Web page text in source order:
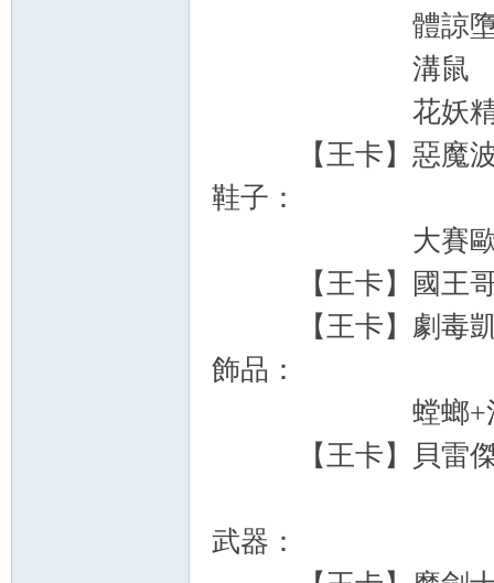
體諒墮
溝鼠
花妖
【王卡】惡魔
鞋子：
大賽歐託莉
【王卡】國王哥
【王卡】劇毒凱
飾品：
螳螂+混
【王卡】貝雷
武器：